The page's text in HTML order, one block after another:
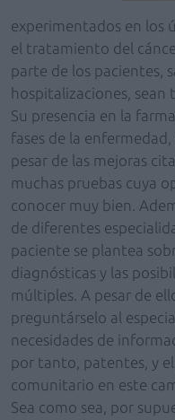
experimentados en los
el tratamiento del
parte de los pacientes,
hospitalizaciones,
Su presencia en la
fases de la
pesar de las mejoras
muchas pruebas cuya
conocer muy bien.
de diferentes
paciente se plantea
diagnósticas y las
múltiples. A pesar de
preguntárselo al
necesidades de
por tanto, patentes, y
comunitario en este
Sea como sea, por